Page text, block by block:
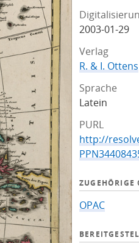
2003-01-29
Verlag
R. & I. Ottens
Sprache
Latein
PURL
http://
ZUGEHÖRIGE
OPAC